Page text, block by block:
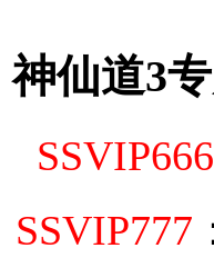
神仙道3
SSVIP666
SSVIP777